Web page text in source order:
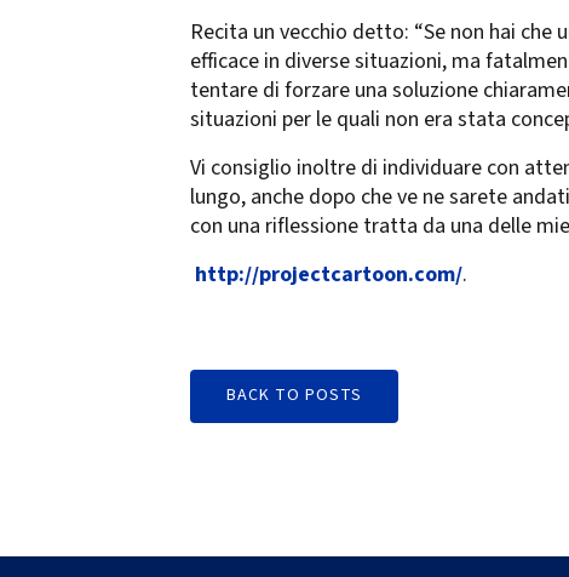
Recita un vecchio detto: “Se non hai che
efficace in diverse situazioni, ma
tentare di forzare una soluzione
situazioni per le quali non era stata
Vi consiglio inoltre di individuare con
lungo, anche dopo che ve ne sarete
con una riflessione tratta da una delle
http://projectcartoon.com/.
BACK TO POSTS